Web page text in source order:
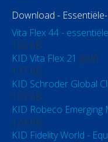
Download -
Vita Flex 44 -
126 KB
KID Vita Flex 21 (pdf)
137 KB
KID Schroder Global
123 KB
KID Robeco Emerging
124 KB
KID Fidelity World -